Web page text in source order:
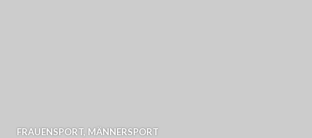
FRAUENSPORT, MÄNNERSPORT